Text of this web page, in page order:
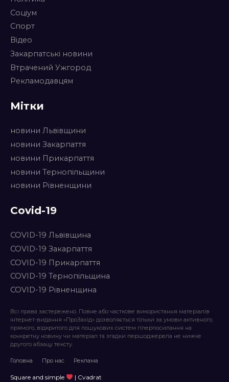
Соціум
Спорт
Відео
Закарпатські новини
Втрачений Ужгород
Рекламодавцям
Мітки
новини Львівщини
новини Закарпаття
новини Прикарпаття
новини Тернопільщини
новини Рівненщини
Covid-19
COVID-19 Львівщина
COVID-19 Закарпаття
COVID-19 Прикарпаття
COVID-19 Тернопільщина
COVID-19 Рівненщина
Всі права застережено. Повне або часткове використання матеріалів
інтернет-видання «ПроЗахід» дозволяється тільки за умови активного,
прямого, відкритого для пошукових систем гіперпосилання на
конкретну новину чи матеріал та згадки першоджерела не нижче
другого абзацу тексту.
Головна Про нас Реклама
Square and simple | Cvadrat